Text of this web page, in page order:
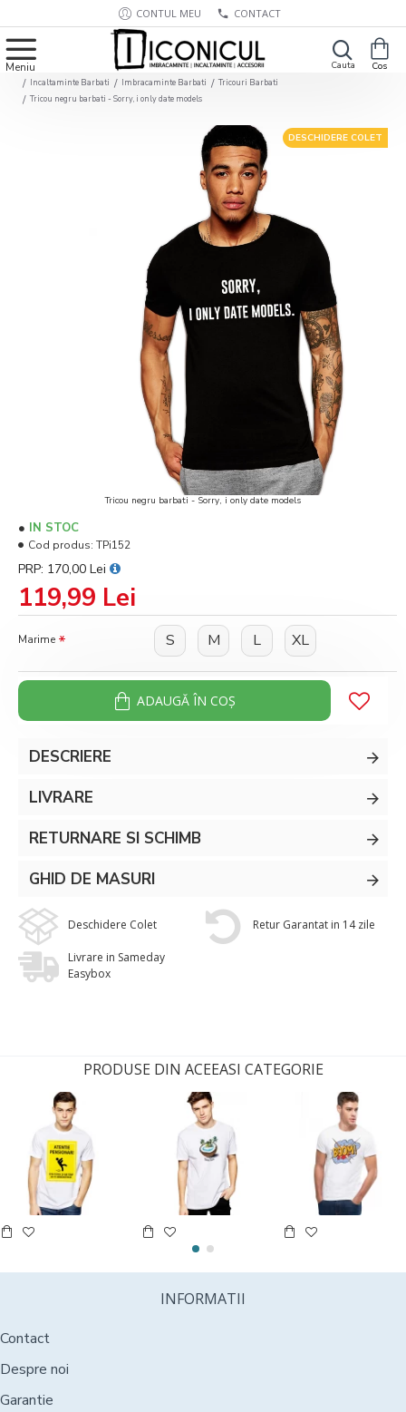
CONTUL MEU CONTACT
Incaltaminte Barbati Imbracaminte Barbati
Tricouri Barbati
Tricou negru barbati - Sorry, i only date models
DESCHIDERE COLET
Tricou negru barbati - Sorry, i only date models
119,99 Lei
PRP: 170,00 Lei
IN STOC
Cod produs: TPi152
Marime S M L XL
ADAUGĂ ÎN COŞ
DESCRIERE
LIVRARE
RETURNARE SI SCHIMB
GHID DE MASURI
Deschidere Colet Retur Garantat in 14 zile
Livrare in Sameday
Easybox
PRODUSE DIN ACEEASI CATEGORIE
INFORMATII
Contact
Despre noi
Garantie